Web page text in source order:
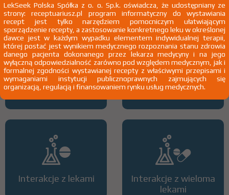
2)Pacjenci 65+
3)Pacjenci do ukończenia 18 roku życia
Wszystkie dawki leku
Interakcje z lekami
ATC
Interakcje z wieloma
lekami
LekSeek Polska Spółka z o. o. Sp.k. oświadcza, że udostępniany ze
strony: receptuariusz.pl program informatyczny do wystawiania
recept jest tylko narzędziem pomocniczym ułatwiającym
sporządzenie recepty, a zastosowanie konkretnego leku w określonej
dawce jest w każdym wypadku elementem indywidualnej terapii,
której postać jest wynikiem medycznego rozpoznania stanu zdrowia
danego pacjenta dokonanego przez lekarza medycyny i na jego
wyłączną odpowiedzialność zarówno pod względem medycznym, jak i
formalnej zgodności wystawianej recepty z właściwymi przepisami i
wymaganiami instytucji publicznoprawnych zajmujących się
organizacją, regulacją i finansowaniem rynku usług medycznych.